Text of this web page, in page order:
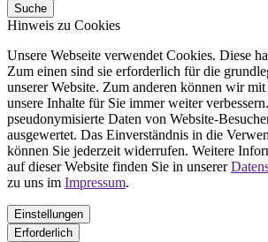
Suche
Hinweis zu Cookies
Unsere Webseite verwendet Cookies. Diese
Zum einen sind sie erforderlich für die
unserer Website. Zum anderen können wir
unsere Inhalte für Sie immer weiter
pseudonymisierte Daten von Website-
ausgewertet. Das Einverständnis in die
können Sie jederzeit widerrufen. Weitere
auf dieser Website finden Sie in unserer
zu uns im Impressum.
Einstellungen
Erforderlich